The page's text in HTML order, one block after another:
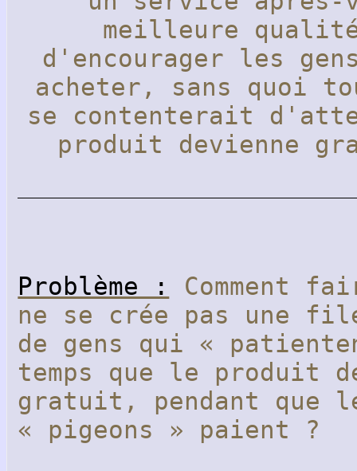
meilleure
d'encourager les
acheter, sans quoi
se contenterait
produit devienne
Problème :
Comment
ne se crée pas une
de gens qui «
temps que le produit
gratuit, pendant que
« pigeons » paient ?